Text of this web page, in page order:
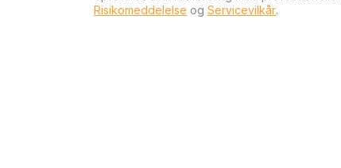
Risikomeddelelse og Servicevilkår.